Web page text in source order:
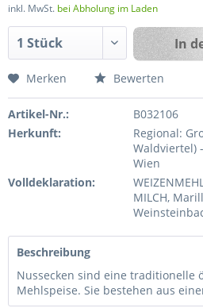
inkl. MwSt. bei Abholung im Laden
In
Merken Bewerten
Artikel-Nr.:
B032106
Herkunft:
Regional:
Waldviertel)
Wien
Volldeklaration:
MILCH,
Beschreibung
Nussecken sind eine traditionelle
Mehlspeise. Sie bestehen aus